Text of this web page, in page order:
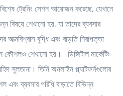
ট্রেনিং সেশন আয়োজন করেছে, যেখানে
বিষয়ে শেখানো হয়, যা তাদের ব্যবসার
আত্মবিশ্বাস বৃদ্ধি এবং বাড়তি নিরাপত্তা
কৌশলও শেখানো হয়। ডিজিটাল মার্কেটিং
সুলতানা । তিনি অনলাইন প্ল্যাটফর্মগুলোর
ব্যবসার পরিধি বাড়াতে বিভিন্ন